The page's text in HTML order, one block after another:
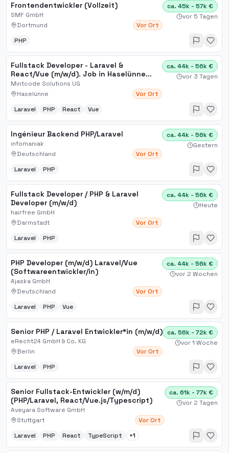
Frontendentwickler (Vollzeit)
SMF GmbH
Dortmund
Vor Ort
ca. 45k - 57k €
vor 5 Tagen
PHP
Fullstack Developer - Laravel &
React/Vue (m/w/d). Job in Haselünne
LilyLifestyle Jobs
Mintcode Solutions UG
Haselünne
Vor Ort
ca. 44k - 56k €
vor 3 Tagen
Laravel PHP React Vue
Ingénieur Backend PHP/Laravel
infomaniak
Deutschland
Vor Ort
ca. 44k - 56k €
Gestern
Laravel PHP
Fullstack Developer / PHP & Laravel
Developer (m/w/d)
hairfree GmbH
Darmstadt
Vor Ort
ca. 44k - 56k €
Heute
Laravel PHP
PHP Developer (m/w/d) Laravel/Vue
(Softwareentwickler/in)
Ajaska GmbH
Deutschland
Vor Ort
ca. 44k - 56k €
vor 2 Wochen
Laravel PHP Vue
Senior PHP / Laravel Entwickler*in (m/w/d)
eRecht24 GmbH & Co. KG
Berlin
Vor Ort
ca. 56k - 72k €
vor 1 Woche
Laravel PHP
Senior Fullstack-Entwickler (w/m/d)
(PHP/Laravel, React/Vue.js/Typescript)
Aveyara Software GmbH
Stuttgart
Vor Ort
ca. 61k - 77k €
vor 2 Tagen
Laravel PHP React TypeScript +1